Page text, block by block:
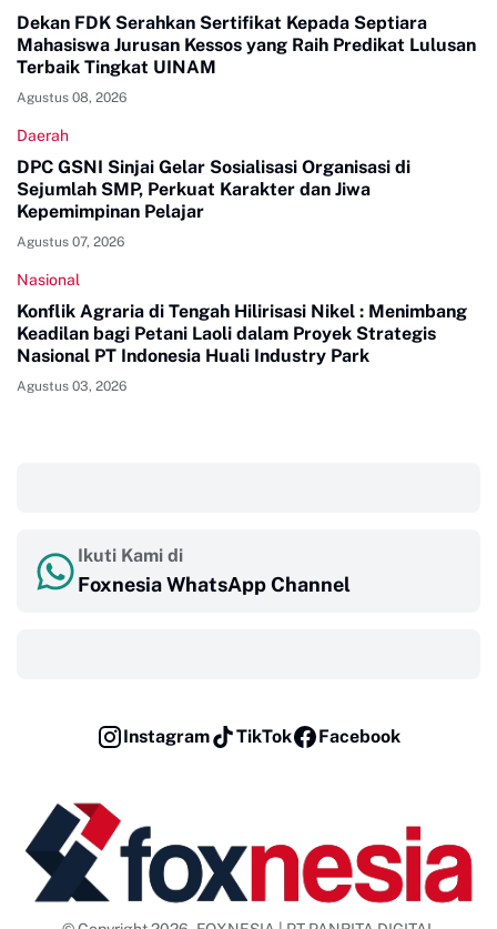
Dekan FDK Serahkan Sertifikat Kepada Septiara
Mahasiswa Jurusan Kessos yang Raih Predikat Lulusan
Terbaik Tingkat UINAM
Agustus 08, 2026
Daerah
DPC GSNI Sinjai Gelar Sosialisasi Organisasi di
Sejumlah SMP, Perkuat Karakter dan Jiwa
Kepemimpinan Pelajar
Agustus 07, 2026
Nasional
Konflik Agraria di Tengah Hilirisasi Nikel : Menimbang
Keadilan bagi Petani Laoli dalam Proyek Strategis
Nasional PT Indonesia Huali Industry Park
Agustus 03, 2026
Ikuti Kami di
Foxnesia WhatsApp Channel
Instagram TikTok Facebook